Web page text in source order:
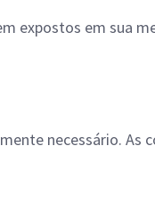
expostos em sua
necessário. As